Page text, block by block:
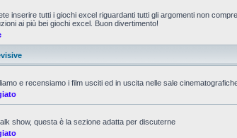
inserire tutti i giochi excel riguardanti tutti gli argomenti non
ai più bei giochi excel. Buon divertimento!
e recensiamo i film usciti ed in uscita nelle sale
show, questa è la sezione adatta per discuterne